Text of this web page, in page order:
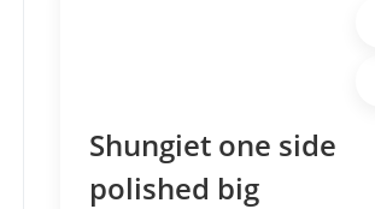
Shungiet one side
polished big